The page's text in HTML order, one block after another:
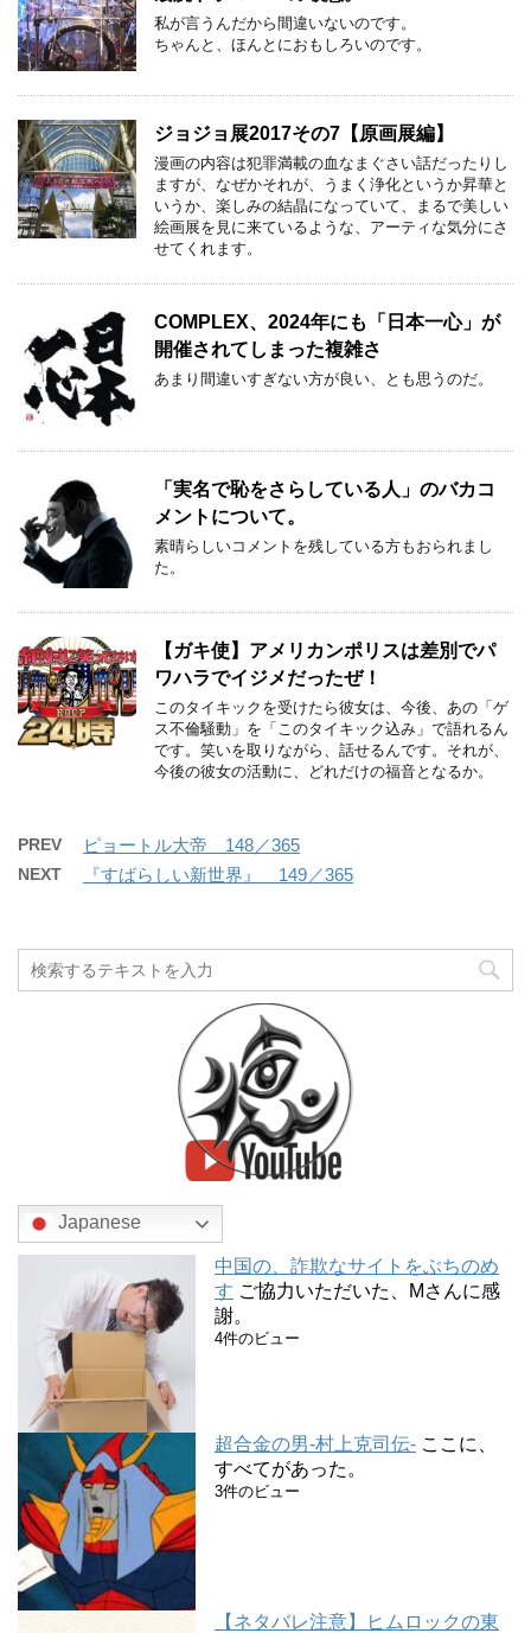
私が言うんだから間違いないのです。
ちゃんと、ほんとにおもしろいのです。
ジョジョ展2017その7【原画展編】
漫画の内容は犯罪満載の血なまぐさい話だったりし
ますが、なぜかそれが、うまく浄化というか昇華と
いうか、楽しみの結晶になっていて、まるで美しい
絵画展を見に来ているような、アーティな気分にさ
せてくれます。
COMPLEX、2024年にも「日本一心」が
開催されてしまった複雑さ
あまり間違いすぎない方が良い、とも思うのだ。
「実名で恥をさらしている人」のバカコ
メントについて。
素晴らしいコメントを残している方もおられまし
た。
【ガキ使】アメリカンポリスは差別でパ
ワハラでイジメだったぜ！
このタイキックを受けたら彼女は、今後、あの「ゲ
ス不倫騒動」を「このタイキック込み」で語れるん
です。笑いを取りながら、話せるんです。それが、
今後の彼女の活動に、どれだけの福音となるか。
PREV ピョートル大帝 148／365
NEXT 『すばらしい新世界』 149／365
Japanese
中国の、詐欺なサイトをぶちのめ
す ご協力いただいた、Mさんに感
謝。
4件のビュー
超合金の男-村上克司伝- ここに、
すべてがあった。
3件のビュー
【ネタバレ注意】ヒムロックの東